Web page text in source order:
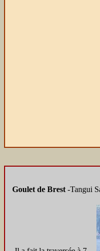
Goulet de Brest -Tangui